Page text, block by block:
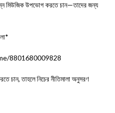
মিউজিক উপভোগ করতে চান—তাদের জন্য
8801680009828
চান, তাহলে নিচের নীতিমালা অনুসরণ